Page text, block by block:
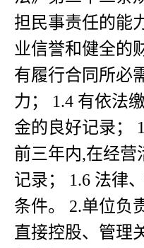
担民事责任的能
业信誉和健全的
有履行合同所必
力； 1.4 有依法
金的良好记录；
前三年内,在经营
记录； 1.6 法律
条件。 2.单位负
直接控股、管理